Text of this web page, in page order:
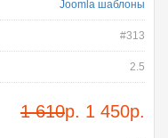
Joomla шаблоны
#313
2.5
1 610р. 1 450р.